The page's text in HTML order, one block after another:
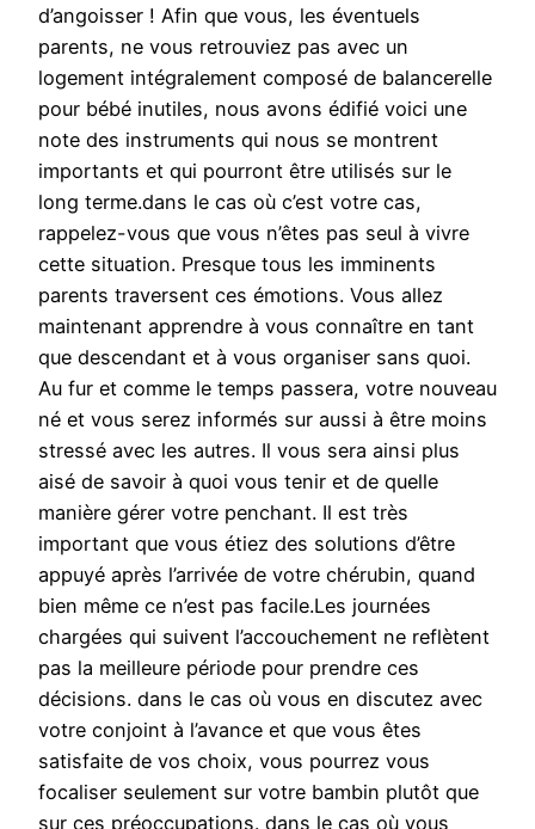
d’angoisser ! Afin que vous, les éventuels
parents, ne vous retrouviez pas avec un
logement intégralement composé de balancerelle
pour bébé inutiles, nous avons édifié voici une
note des instruments qui nous se montrent
importants et qui pourront être utilisés sur le
long terme.dans le cas où c’est votre cas,
rappelez-vous que vous n’êtes pas seul à vivre
cette situation. Presque tous les imminents
parents traversent ces émotions. Vous allez
maintenant apprendre à vous connaître en tant
que descendant et à vous organiser sans quoi.
Au fur et comme le temps passera, votre nouveau
né et vous serez informés sur aussi à être moins
stressé avec les autres. Il vous sera ainsi plus
aisé de savoir à quoi vous tenir et de quelle
manière gérer votre penchant. Il est très
important que vous étiez des solutions d’être
appuyé après l’arrivée de votre chérubin, quand
bien même ce n’est pas facile.Les journées
chargées qui suivent l’accouchement ne reflètent
pas la meilleure période pour prendre ces
décisions. dans le cas où vous en discutez avec
votre conjoint à l’avance et que vous êtes
satisfaite de vos choix, vous pourrez vous
focaliser seulement sur votre bambin plutôt que
sur ces préoccupations. dans le cas où vous